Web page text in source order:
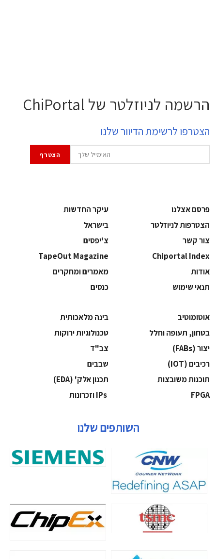
הרשמה לניוזלטר של ChiPortal
הצטרפו לרשימת הדיוור שלנו
פרסם אצלנו
עיקר החדשות
הצטרפות לניוזלטר
בישראל
צור קשר
צ'יפסים
Chiportal Index
TapeOut Magazine
אודות
מאמרים ומחקרים
תנאי שימוש
כנסים
אוטומוטיב
בינה מלאכותית
בטחון, תעופה וחלל
‫טכנולוגיות ירוקות‬
‫יצור (‪(FABs‬‬
‫צב"ד‬
‫רכיבים‬ (IOT)
‫שבבים‬
‫תוכנות משובצות‬
‫תכנון אלק' (‪(EDA‬‬
‫‪FPGA‬‬
השותפים שלנו